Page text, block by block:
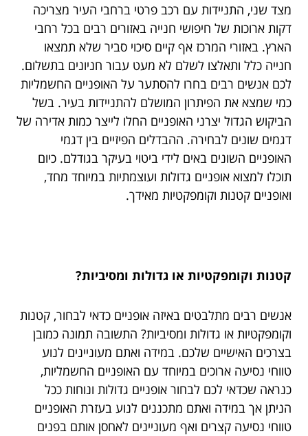
מצד שני, התניידות עם רכב פרטי ברחבי העיר מצריכה
דקות ארוכות של חיפושי חנייה באזורים רבים בכל רחבי
הארץ. באזורי המרכז אף קיים סיכוי סביר שלא תמצאו
חנייה כלל ותאלצו לשלם לא מעט עבור חניונים בתשלום.
לכם אנשים רבים בחרו להסתער על האופניים החשמליות
כמי שמצא את הפיתרון המושלם להתניידות בעיר. בשל
הביקוש הגדול יצרני האופניים החלו לייצר כמות אדירה של
דגמים שונים לבחירה. ההבדלים הפיזיים בין דגמי
האופניים השונים באים לידי ביטוי בעיקר בגודלם. כיום
תוכלו למצוא אופניים גדולות ועוצמתיות במיוחד מחד,
ואופניים קטנות וקומפקטיות מאידך.
קטנות וקומפקטיות או גדולות ומסיביות?
אנשים רבים מתלבטים באיזה אופניים כדאי לבחור, קטנות
וקומפקטיות או גדולות ומסיביות? התשובה תמונה כמובן
בצרכים האישיים שלכם. במידה ואתם מעוניינים לנוע
טווחי נסיעה ארוכים במיוחד עם האופניים החשמליות,
כנראה שכדאי לכם לבחור אופניים גדולות ונוחות ככל
הניתן אך במידה ואתם מתכננים לנוע בעזרת האופניים
טווחי נסיעה קצרים ואף מעוניינים לאחסן אותם בפנים